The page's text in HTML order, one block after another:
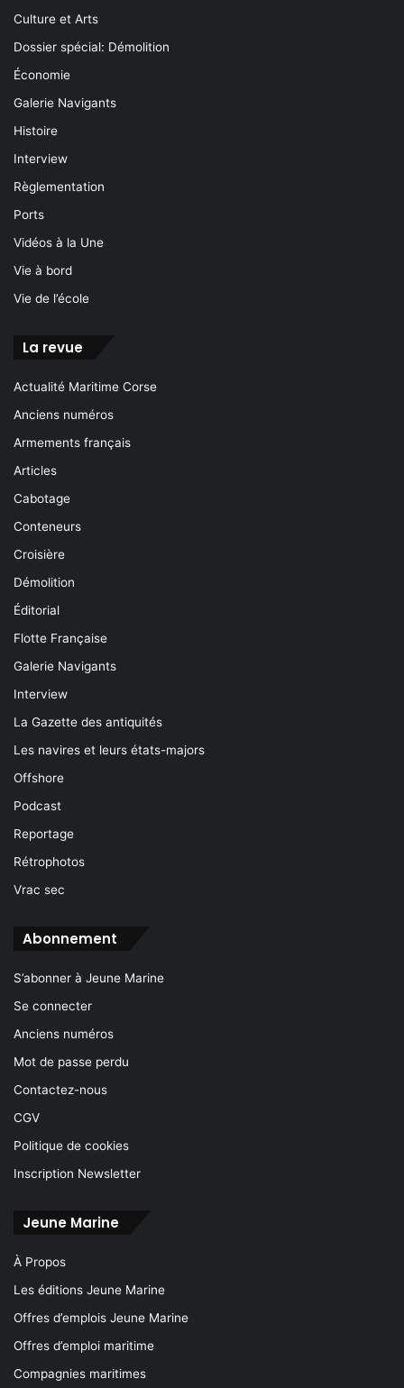
Culture et Arts
Dossier spécial: Démolition
Économie
Galerie Navigants
Histoire
Interview
Règlementation
Ports
Vidéos à la Une
Vie à bord
Vie de l’école
La revue
Actualité Maritime Corse
Anciens numéros
Armements français
Articles
Cabotage
Conteneurs
Croisière
Démolition
Éditorial
Flotte Française
Galerie Navigants
Interview
La Gazette des antiquités
Les navires et leurs états-majors
Offshore
Podcast
Reportage
Rétrophotos
Vrac sec
Abonnement
S’abonner à Jeune Marine
Se connecter
Anciens numéros
Mot de passe perdu
Contactez-nous
CGV
Politique de cookies
Inscription Newsletter
Jeune Marine
À Propos
Les éditions Jeune Marine
Offres d’emplois Jeune Marine
Offres d’emploi maritime
Compagnies maritimes